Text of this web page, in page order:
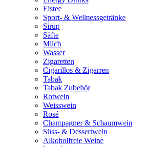
Eistee
Sport- & Wellnessgetränke
Sirup
Säfte
Milch
Wasser
Zigaretten
Cigarillos & Zigarren
Tabak
Tabak Zubehör
Rotwein
Weisswein
Rosé
Champagner & Schaumwein
Süss- & Dessertwein
Alkoholfreie Weine